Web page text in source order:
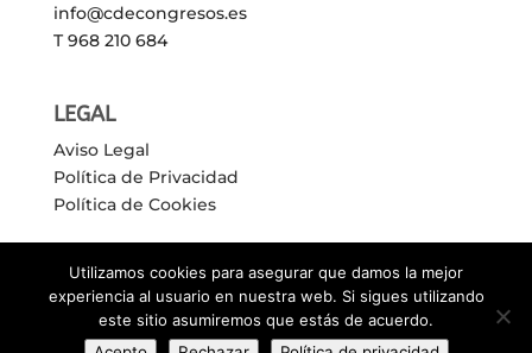
info@cdecongresos.es
T 968 210 684
LEGAL
Aviso Legal
Política de Privacidad
Política de Cookies
Utilizamos cookies para asegurar que damos la mejor
experiencia al usuario en nuestra web. Si sigues utilizando
este sitio asumiremos que estás de acuerdo.